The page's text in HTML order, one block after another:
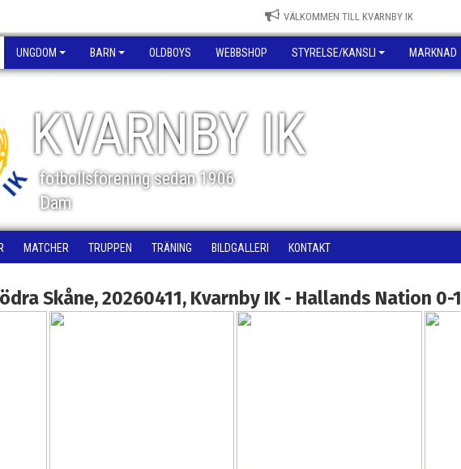
VÄLKOMMEN TILL KVARNBY IK
UNGDOM BARN OLDBOYS WEBBSHOP STYRELSE/KANSLI MARKNAD
KVARNBY IK
fotbollsförening sedan 1906
Dam
MATCHER TRUPPEN TRÄNING BILDGALLERI KONTAKT
Skåne, 20260411, Kvarnby IK - Hallands Nation 0-1